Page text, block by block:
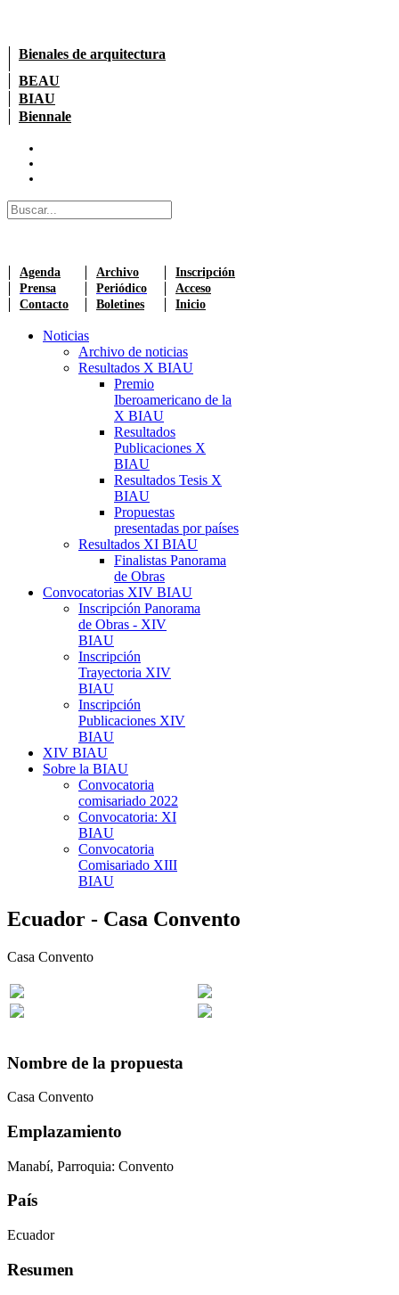
Bienales de arquitectura
BEAU
BIAU
Biennale
Agenda Archivo
Inscripción
Prensa
Periódico
Acceso
Contacto
Boletines Inicio
Noticias
Archivo de noticias
Resultados X BIAU
Premio
Iberoamericano de la
X BIAU
Resultados
Publicaciones X
BIAU
Resultados Tesis X
BIAU
Propuestas
presentadas por países
Resultados XI BIAU
Finalistas Panorama
de Obras
Convocatorias XIV BIAU
Inscripción Panorama
de Obras - XIV
BIAU
Inscripción
Trayectoria XIV
BIAU
Inscripción
Publicaciones XIV
BIAU
XIV BIAU
Sobre la BIAU
Convocatoria
comisariado 2022
Convocatoria: XI
BIAU
Convocatoria
Comisariado XIII
BIAU
Ecuador - Casa Convento
Casa Convento
Nombre de la propuesta
Casa Convento
Emplazamiento
Manabí, Parroquia: Convento
País
Ecuador
Resumen